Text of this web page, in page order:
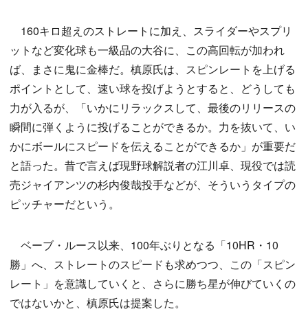
160キロ超えのストレートに加え、スライダーやスプリ
ットなど変化球も一級品の大谷に、この高回転が加われ
ば、まさに鬼に金棒だ。槙原氏は、スピンレートを上げる
ポイントとして、速い球を投げようとすると、どうしても
力が入るが、「いかにリラックスして、最後のリリースの
瞬間に弾くように投げることができるか。力を抜いて、い
かにボールにスピードを伝えることができるか」が重要だ
と語った。昔で言えば現野球解説者の江川卓、現役では読
売ジャイアンツの杉内俊哉投手などが、そういうタイプの
ピッチャーだという。
ベーブ・ルース以来、100年ぶりとなる「10HR・10
勝」へ、ストレートのスピードも求めつつ、この「スピン
レート」を意識していくと、さらに勝ち星が伸びていくの
ではないかと、槙原氏は提案した。